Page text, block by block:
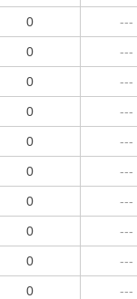
0 ---
0 ---
0 ---
0 ---
0 ---
0 ---
0 ---
0 ---
0 ---
0 ---